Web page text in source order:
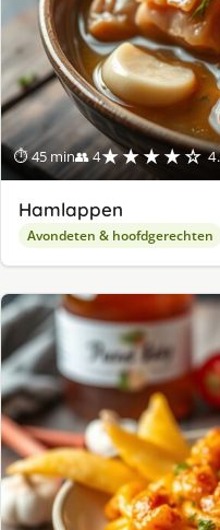
⏱ 45 min👥 4★★★★☆
Hamlappen
Avondeten & hoofdgerechten